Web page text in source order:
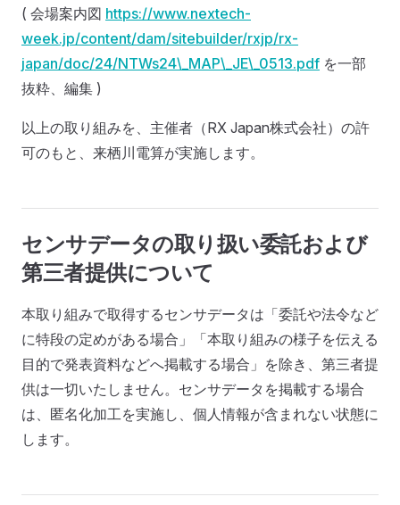
( 会場案内図 https://www.nextech-
week.jp/content/dam/sitebuilder/rxjp/rx-
japan/doc/24/NTWs24\_MAP\_JE\_0513.pdf を一部
抜粋、編集 )
以上の取り組みを、主催者（RX Japan株式会社）の許
可のもと、来栖川電算が実施します。
センサデータの取り扱い委託および
第三者提供について
本取り組みで取得するセンサデータは「委託や法令など
に特段の定めがある場合」「本取り組みの様子を伝える
目的で発表資料などへ掲載する場合」を除き、第三者提
供は一切いたしません。センサデータを掲載する場合
は、匿名化加工を実施し、個人情報が含まれない状態に
します。